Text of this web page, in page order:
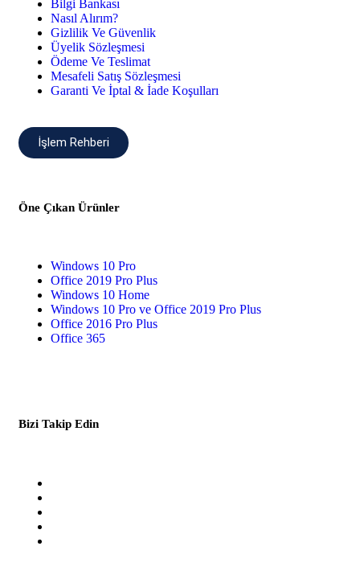
Bilgi Bankası
Nasıl Alırım?
Gizlilik Ve Güvenlik
Üyelik Sözleşmesi
Ödeme Ve Teslimat
Mesafeli Satış Sözleşmesi
Garanti Ve İptal & İade Koşulları
İşlem Rehberi
Öne Çıkan Ürünler
Windows 10 Pro
Office 2019 Pro Plus
Windows 10 Home
Windows 10 Pro ve Office 2019 Pro Plus
Office 2016 Pro Plus
Office 365
Bizi Takip Edin